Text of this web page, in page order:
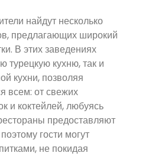
найдут несколько
предлагающих широкий
В этих заведениях
турецкую кухню, так и
кухни, позволяя
всем: от свежих
и коктейлей, любуясь
предоставляют
гости могут
не покидая